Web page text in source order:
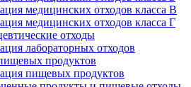
медицинских отходов класса В
медицинских отходов класса Г
отходы
лабораторных отходов
продуктов
пищевых продуктов